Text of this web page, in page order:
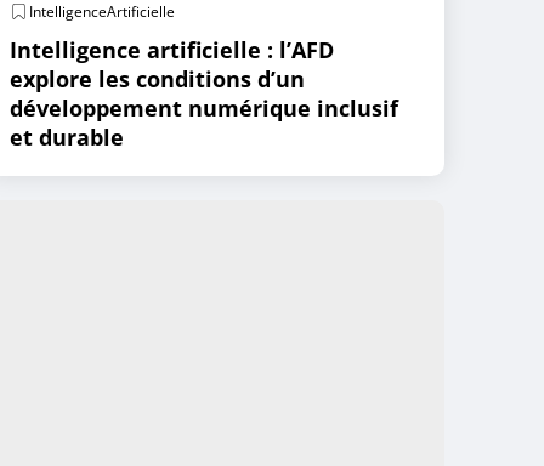
IntelligenceArtificielle
Intelligence artificielle : l’AFD
explore les conditions d’un
développement numérique inclusif
et durable